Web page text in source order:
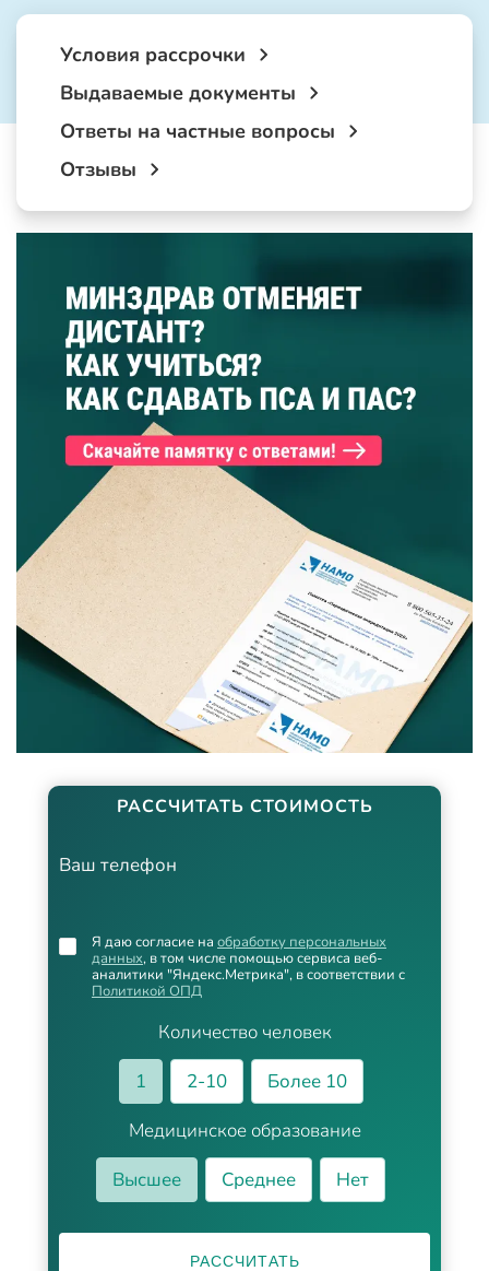
Условия рассрочки
Выдаваемые документы
Ответы на частные вопросы
Отзывы
РАССЧИТАТЬ СТОИМОСТЬ
Ваш телефон
Количество человек
1
2-10
Более 10
Медицинское образование
Высшее
Среднее Нет
Я даю согласие на обработку персональных
данных, в том числе помощью сервиса веб-
аналитики "Яндекс.Метрика", в соответствии с
Политикой ОПД
РАССЧИТАТЬ